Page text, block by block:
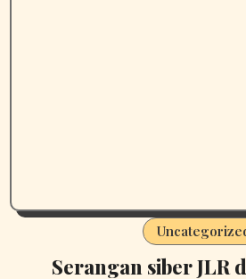
Serangan siber JLR